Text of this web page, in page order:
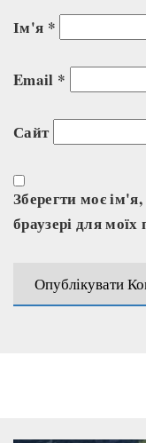
Ім'я *
Email *
Сайт
Зберегти моє
браузері для